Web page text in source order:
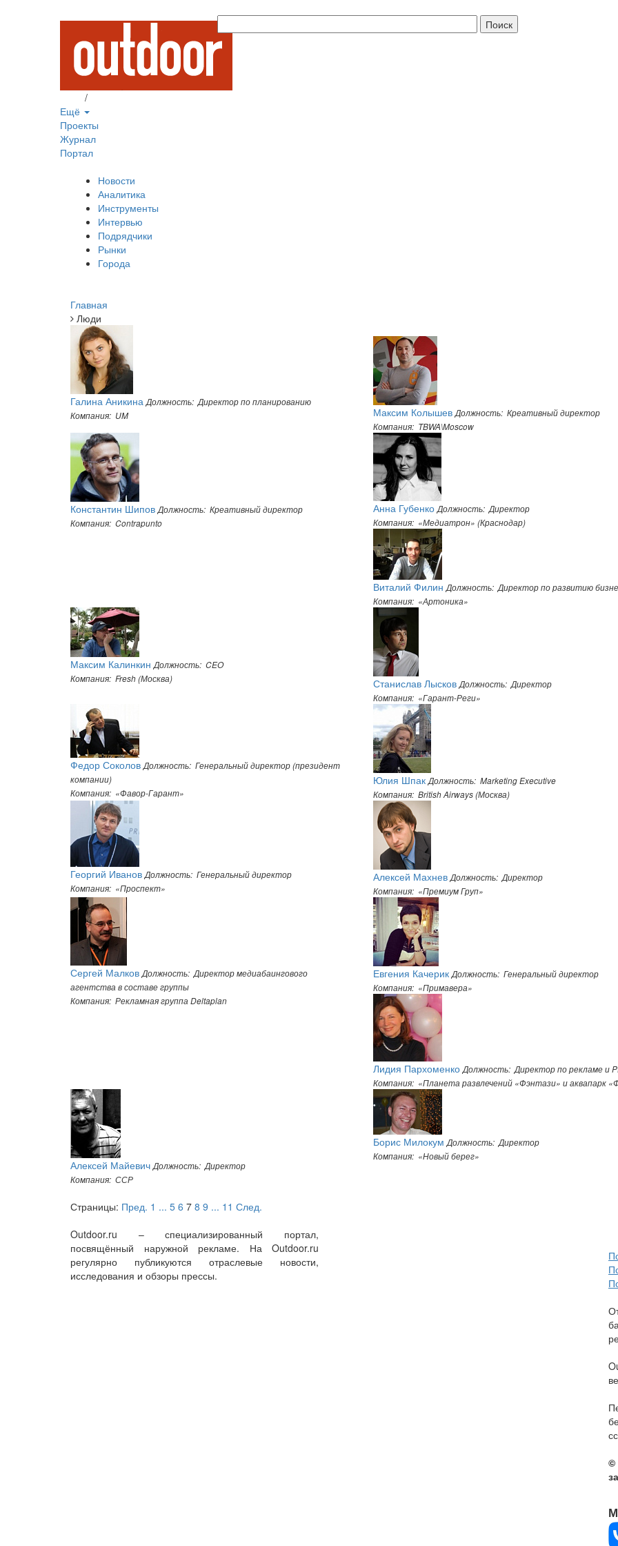
/
Ещё
Проекты
Журнал
Портал
Новости
Аналитика
Инструменты
Интервью
Подрядчики
Рынки
Города
Главная
Люди
Галина АникинаДолжность: Директор по планированию
Компания: UM
Максим Колышев Должность: Креативный директор
Компания: TBWA\Moscow
Константин Шипов Должность: Креативный директор
Компания: Contrapunto
Анна Губенко Должность: Директор
Компания: «Медиатрон» (Краснодар)
Виталий ФилинДолжность: Директор по развитию
Компания: «Артоника»
Максим Калинкин Должность: CEO
Компания: Fresh (Москва)
Станислав Лысков Должность: Директор
Компания: «Гарант-Реги»
Федор СоколовДолжность: Генеральный директор (президент
компании)
Компания: «Фавор-Гарант»
Юлия Шпак Должность: Marketing Executive
Компания: British Airways (Москва)
Георгий Иванов Должность: Генеральный директор
Компания: «Проспект»
Алексей Махнев Должность: Директор
Компания: «Премиум Груп»
Сергей Малков Должность: Директор медиабаингового
агентства в составе группы
Компания: Рекламная группа Deltaplan
Евгения Качерик Должность: Генеральный директор
Компания: «Примавера»
Лидия Пархоменко Должность: Директор по рекламе и
Компания: «Планета развлечений «Фэнтази» и аквапарк
Алексей Майевич Должность: Директор
Компания: ССР
Борис Милокум Должность: Директор
Компания: «Новый берег»
Страницы: Пред. 1 ... 5 6 7 8 9 ... 11 След.
Outdoor.ru – специализированный портал,
посвящённый наружной рекламе. На Outdoor.ru
регулярно публикуются отраслевые новости,
исследования и обзоры прессы.